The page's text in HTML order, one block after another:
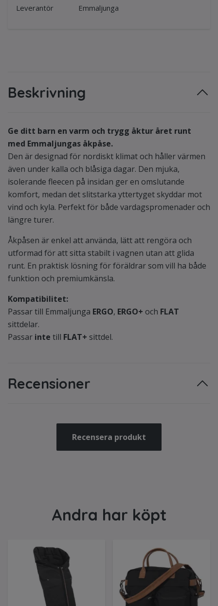
Leverantör Emmaljunga
Beskrivning
Ge ditt barn en varm och trygg åktur året runt
med Emmaljungas åkpåse.
Den är designad för nordiskt klimat och håller värmen
även under kalla och blåsiga dagar. Den mjuka,
isolerande fleecen på insidan ger en omslutande
komfort, medan det slitstarka yttertyget skyddar mot
vind och kyla. Perfekt för både vardagspromenader och
längre turer.
Åkpåsen är enkel att använda, lätt att rengöra och
utformad för att sitta stabilt i vagnen utan att glida
runt. En praktisk lösning för föräldrar som vill ha både
funktion och premiumkänsla.
Kompatibilitet:
Passar till Emmaljunga ERGO, ERGO+ och FLAT
sittdelar.
Passar inte till FLAT+ sittdel.
Recensioner
Recensera produkt
Andra har köpt